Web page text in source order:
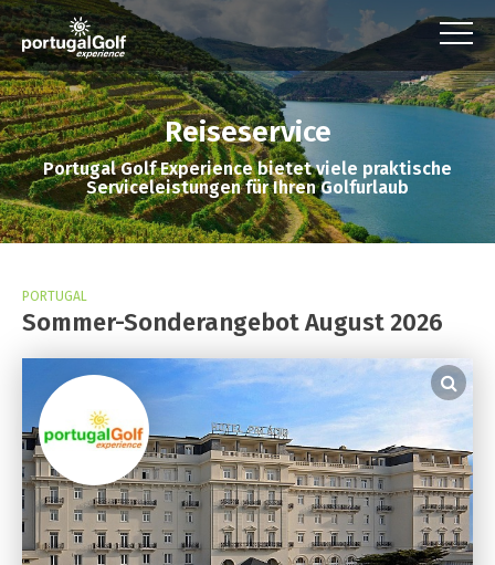
Reiseservice
Portugal Golf Experience bietet viele praktische
Serviceleistungen für Ihren Golfurlaub
PORTUGAL
Sommer-Sonderangebot August 2026